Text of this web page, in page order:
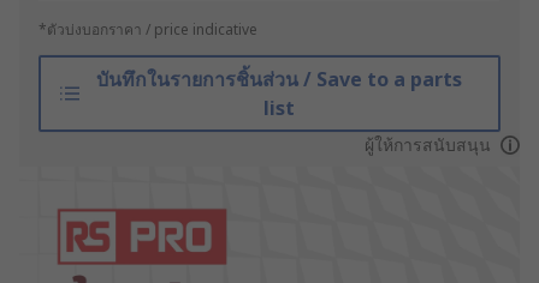
*ตัวบ่งบอกราคา / price indicative
บันทึกในรายการชิ้นส่วน / Save to a parts
list
ผู้ให้การสนับสนุน